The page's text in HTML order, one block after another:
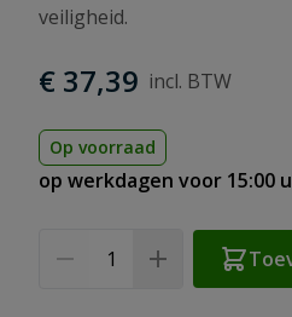
veiligheid.
€ 37,39
Op voorraad
op werkdagen voor 15:00